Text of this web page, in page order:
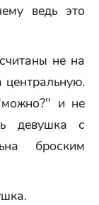
ведь это
не на
и не
девушка с
броским